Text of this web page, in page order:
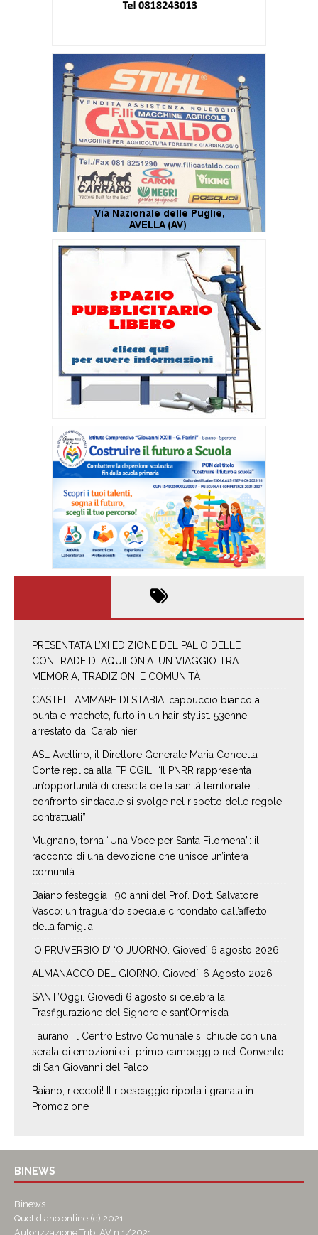
PRESENTATA L’XI EDIZIONE DEL PALIO DELLE
CONTRADE DI AQUILONIA: UN VIAGGIO TRA
MEMORIA, TRADIZIONI E COMUNITÀ
CASTELLAMMARE DI STABIA: cappuccio bianco a
punta e machete, furto in un hair-stylist. 53enne
arrestato dai Carabinieri
ASL Avellino, il Direttore Generale Maria Concetta
Conte replica alla FP CGIL: “Il PNRR rappresenta
un’opportunità di crescita della sanità territoriale. Il
confronto sindacale si svolge nel rispetto delle regole
contrattuali”
Mugnano, torna “Una Voce per Santa Filomena”: il
racconto di una devozione che unisce un’intera
comunità
Baiano festeggia i 90 anni del Prof. Dott. Salvatore
Vasco: un traguardo speciale circondato dall’affetto
della famiglia.
‘O PRUVERBIO D’ ‘O JUORNO. Giovedì 6 agosto 2026
ALMANACCO DEL GIORNO. Giovedí, 6 Agosto 2026
SANT’Oggi. Giovedì 6 agosto si celebra la
Trasfigurazione del Signore e sant’Ormisda
Taurano, il Centro Estivo Comunale si chiude con una
serata di emozioni e il primo campeggio nel Convento
di San Giovanni del Palco
Baiano, rieccoti! Il ripescaggio riporta i granata in
Promozione
BINEWS
Binews
Quotidiano online (c) 2021
Autorizzazione Trib. AV n.1/2021